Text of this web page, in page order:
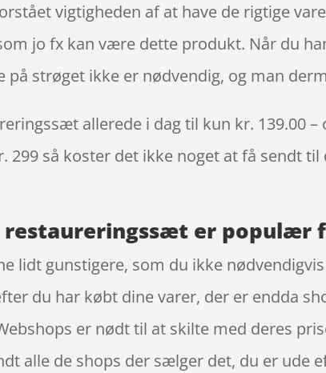
vigtigheden af at have de rigtige
jo fx kan være dette produkt. Når du
strøget ikke er nødvendig, og man
allerede i dag til kun kr. 139.00
299 så koster det ikke noget at få sendt
restaureringssæt er populær
lidt gunstigere, som du ikke
du har købt dine varer, der er endda
er nødt til at skilte med deres
alle de shops der sælger det, du er ude